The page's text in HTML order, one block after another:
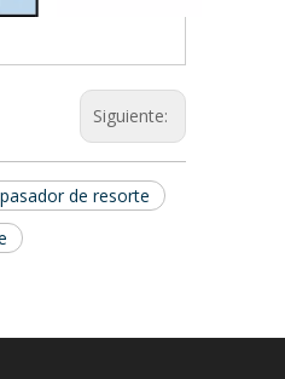
Siguiente:
pasador de resorte